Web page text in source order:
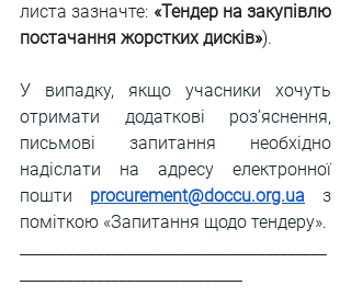
листа зазначте: «Тендер на закупівлю
постачання жорстких дисків»).
У випадку, якщо учасники хочуть
отримати додаткові роз’яснення,
письмові запитання необхідно
надіслати на адресу електронної
пошти procurement@doccu.org.ua з
поміткою «Запитання щодо тендеру».